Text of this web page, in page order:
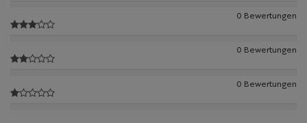
0 Bewertungen
0 Bewertungen
0 Bewertungen